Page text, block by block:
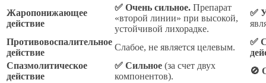
Жаропонижающее
действие
✅ Очень сильное. Препарат
«второй линии» при высокой,
устойчивой лихорадке.
✅
Противовоспалительное
действие
Слабое, не является целевым.
✅
Спазмолитическое
действие
✅ Сильное (за счет двух
компонентов).
🚫